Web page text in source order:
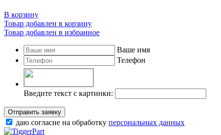
В корзину
Товар добавлен в корзину
Товар добавлен в избранное
Ваше имя
Телефон
Введите текст с картинки:
Отправить заявку
даю согласие на обработку персональных данных